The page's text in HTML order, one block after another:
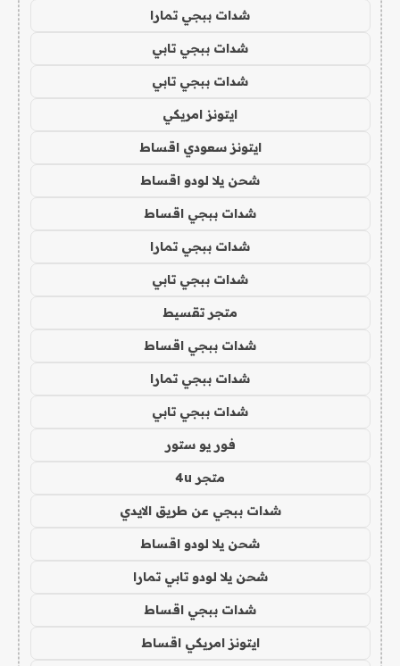
شدات ببجي تمارا
شدات ببجي تابي
شدات ببجي تابي
ايتونز امريكي
ايتونز سعودي اقساط
شحن يلا لودو اقساط
شدات ببجي اقساط
شدات ببجي تمارا
شدات ببجي تابي
متجر تقسيط
شدات ببجي اقساط
شدات ببجي تمارا
شدات ببجي تابي
فور يو ستور
متجر 4u
شدات ببجي عن طريق الايدي
شحن يلا لودو اقساط
شحن يلا لودو تابي تمارا
شدات ببجي اقساط
ايتونز امريكي اقساط